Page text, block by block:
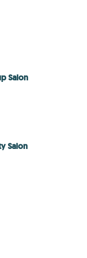
Salon
Salon